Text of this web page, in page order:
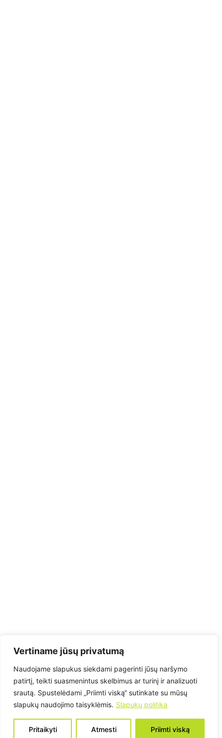
Vertiname jūsų privatumą
Naudojame slapukus siekdami pagerinti jūsų naršymo
patirtį, teikti suasmenintus skelbimus ar turinį ir analizuoti
srautą. Spustelėdami „Priimti viską“ sutinkate su mūsų
slapukų naudojimo taisyklėmis. Slapukų politika
Pritaikyti Atmesti Priimti viską